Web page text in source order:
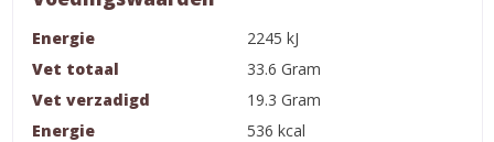
Energie
2245 kJ
Vet totaal
33.6 Gram
Vet verzadigd
19.3 Gram
Energie
536 kcal